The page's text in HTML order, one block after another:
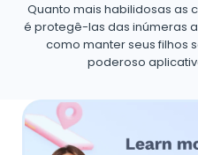
Quanto mais habilidosas as
é protegê-las das inúmeras
como manter seus filhos
poderoso